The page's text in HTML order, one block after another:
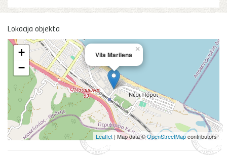
Lokacija objekta
Vila Marilena
×
+
−
Leaflet| Map data ©OpenStreetMapcontributors